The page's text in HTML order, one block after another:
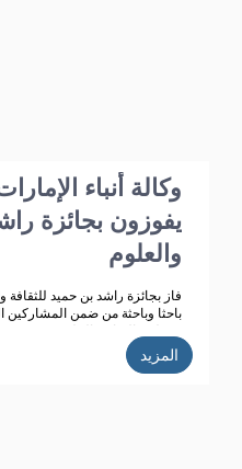
يفوزون بجائزة
والعلوم
المزيد